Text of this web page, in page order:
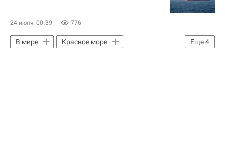
24 июля, 00:39 776
Еще4
В мире
Красное море
Саудовская Аравия
Гонконг